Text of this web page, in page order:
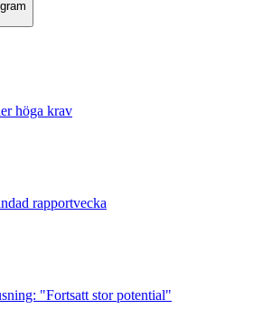
höga krav
rapportvecka
"Fortsatt stor potential"